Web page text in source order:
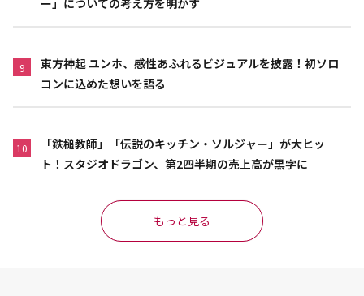
ー」についての考え方を明かす
9
東方神起 ユンホ、感性あふれるビジュアルを披露！初ソロ
コンに込めた想いを語る
10
「鉄槌教師」「伝説のキッチン・ソルジャー」が大ヒッ
ト！スタジオドラゴン、第2四半期の売上高が黒字に
もっと見る